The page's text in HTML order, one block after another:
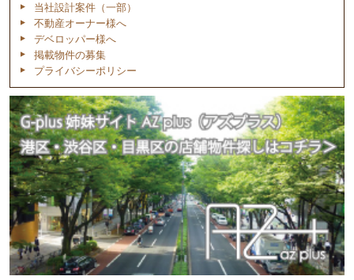
当社設計案件（一部）
不動産オーナー様へ
デベロッパー様へ
掲載物件の募集
プライバシーポリシー